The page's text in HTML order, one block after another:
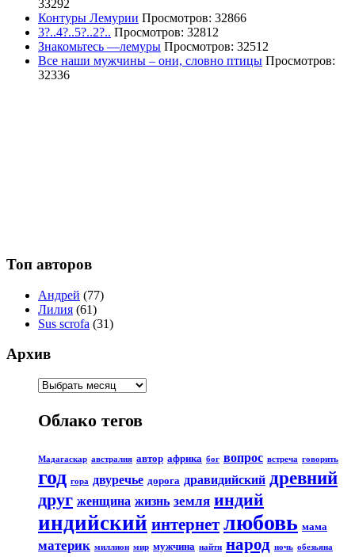
33292
Контуры Лемурии Просмотров: 32866
3?..4?..5?..2?.. Просмотров: 32812
Знакомьтесь —лемуры Просмотров: 32512
Все наши мужчины – они, словно птицы Просмотров:
32336
Топ авторов
Андрей (77)
Лилия (61)
Sus scrofa (31)
Архив
Облако тегов
Мадагаскар австралия автор африка бог вопрос встреча говорить
год гора двуречье дорога дравидийский древний
друг женщина жизнь земля индий
индийский интернет любовь мама
материк миллион мир мужчина найти народ ночь обезьяна